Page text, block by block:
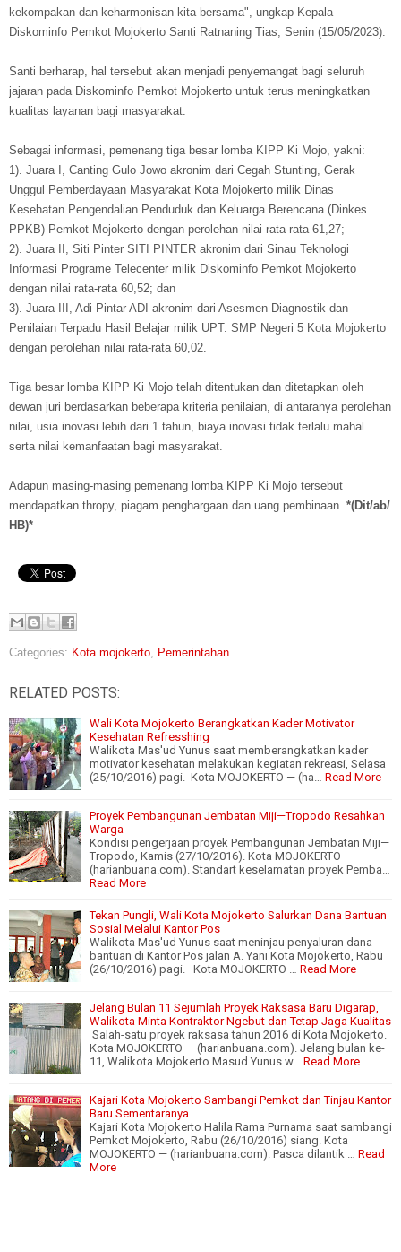
kekompakan dan keharmonisan kita bersama", ungkap Kepala
Diskominfo Pemkot Mojokerto Santi Ratnaning Tias, Senin (15/05/2023).
Santi berharap, hal tersebut akan menjadi penyemangat bagi seluruh
jajaran pada Diskominfo Pemkot Mojokerto untuk terus meningkatkan
kualitas layanan bagi masyarakat.
Sebagai informasi, pemenang tiga besar lomba KIPP Ki Mojo, yakni:
1). Juara I, Canting Gulo Jowo akronim dari Cegah Stunting, Gerak
Unggul Pemberdayaan Masyarakat Kota Mojokerto milik Dinas
Kesehatan Pengendalian Penduduk dan Keluarga Berencana (Dinkes
PPKB) Pemkot Mojokerto dengan perolehan nilai rata-rata 61,27;
2). Juara II, Siti Pinter SITI PINTER akronim dari Sinau Teknologi
Informasi Programe Telecenter milik Diskominfo Pemkot Mojokerto
dengan nilai rata-rata 60,52; dan
3). Juara III, Adi Pintar ADI akronim dari Asesmen Diagnostik dan
Penilaian Terpadu Hasil Belajar milik UPT. SMP Negeri 5 Kota Mojokerto
dengan perolehan nilai rata-rata 60,02.
Tiga besar lomba KIPP Ki Mojo telah ditentukan dan ditetapkan oleh
dewan juri berdasarkan beberapa kriteria penilaian, di antaranya perolehan
nilai, usia inovasi lebih dari 1 tahun, biaya inovasi tidak terlalu mahal
serta nilai kemanfaatan bagi masyarakat.
Adapun masing-masing pemenang lomba KIPP Ki Mojo tersebut
mendapatkan thropy, piagam penghargaan dan uang pembinaan. *(Dit/ab/
HB)*
Categories: Kota mojokerto, Pemerintahan
RELATED POSTS:
Wali Kota Mojokerto Berangkatkan Kader Motivator
Kesehatan Refresshing
Walikota Mas'ud Yunus saat memberangkatkan kader
motivator kesehatan melakukan kegiatan rekreasi, Selasa
(25/10/2016) pagi. Kota MOJOKERTO — (ha… Read More
Proyek Pembangunan Jembatan Miji—Tropodo Resahkan
Warga
Kondisi pengerjaan proyek Pembangunan Jembatan Miji—
Tropodo, Kamis (27/10/2016). Kota MOJOKERTO —
(harianbuana.com). Standart keselamatan proyek Pemba…
Read More
Tekan Pungli, Wali Kota Mojokerto Salurkan Dana Bantuan
Sosial Melalui Kantor Pos
Walikota Mas'ud Yunus saat meninjau penyaluran dana
bantuan di Kantor Pos jalan A. Yani Kota Mojokerto, Rabu
(26/10/2016) pagi. Kota MOJOKERTO … Read More
Jelang Bulan 11 Sejumlah Proyek Raksasa Baru Digarap,
Walikota Minta Kontraktor Ngebut dan Tetap Jaga Kualitas
Salah-satu proyek raksasa tahun 2016 di Kota Mojokerto.
Kota MOJOKERTO — (harianbuana.com). Jelang bulan ke-
11, Walikota Mojokerto Masud Yunus w… Read More
Kajari Kota Mojokerto Sambangi Pemkot dan Tinjau Kantor
Baru Sementaranya
Kajari Kota Mojokerto Halila Rama Purnama saat sambangi
Pemkot Mojokerto, Rabu (26/10/2016) siang. Kota
MOJOKERTO — (harianbuana.com). Pasca dilantik … Read
More